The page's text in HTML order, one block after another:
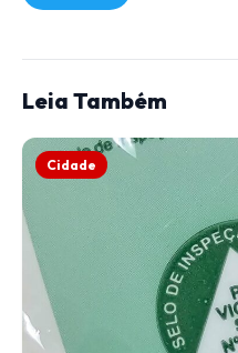
Leia Também
Cidade